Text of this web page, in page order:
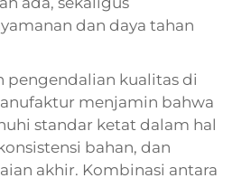
dan daya tahan
pengendalian kualitas di
menjamin bahwa
standar ketat dalam hal
bahan, dan
akhir. Kombinasi antara